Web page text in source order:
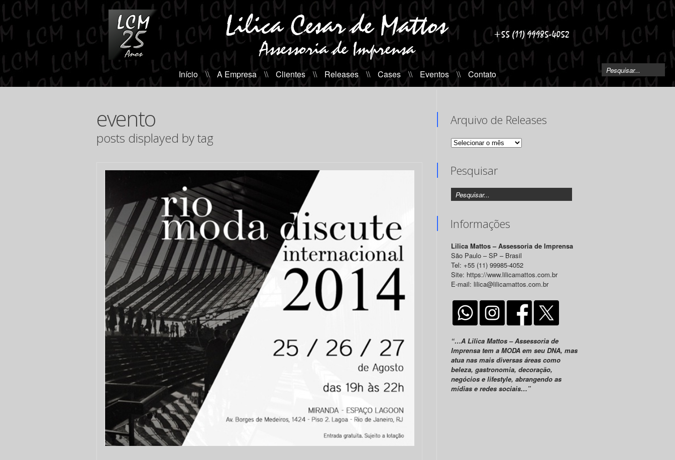
Início \\ A Empresa \\ Clientes \\ Releases \\ Cases \\ Eventos \\ Contato
evento
posts displayed by tag
Arquivo de Releases
Arquivo
Pesquisar
Informações
Lilica Mattos – Assessoria de Imprensa
São Paulo – SP – Brasil
Tel: +55 (11) 99985-4052
Site: https://www.lilicamattos.com.br
E-mail: lilica@lilicamattos.com.br
“…A Lilica Mattos – Assessoria de
Imprensa tem a MODA em seu DNA, mas
atua nas mais diversas áreas como
beleza, gastronomia, decoração,
negócios e lifestyle, abrangendo as
mídias e redes sociais…”